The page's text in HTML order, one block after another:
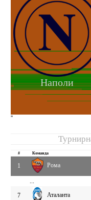
Наполи
''
# Команда
1 Рома
...
7
Аталанта